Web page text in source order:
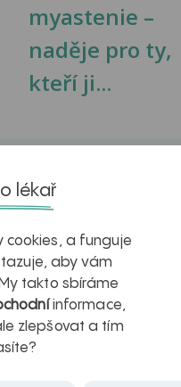
myastenie –
naděje pro ty,
kteří ji...
1,5letou dceru a od té...
bud bez
lékař
cookies, a funguje
aby vám
takto sbíráme
informace,
zlepšovat a tím